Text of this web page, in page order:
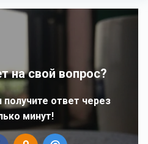
на свой вопрос?
получите ответ через
минут!